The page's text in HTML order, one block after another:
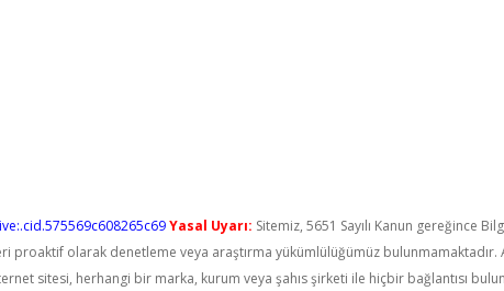
Yasal Uyarı: Sitemiz, 5651 Sayılı Kanun gereğince
proaktif olarak denetleme veya araştırma yükümlülüğümüz
sitesi, herhangi bir marka, kurum veya şahıs şirketi ile hiçbir bağlantısı